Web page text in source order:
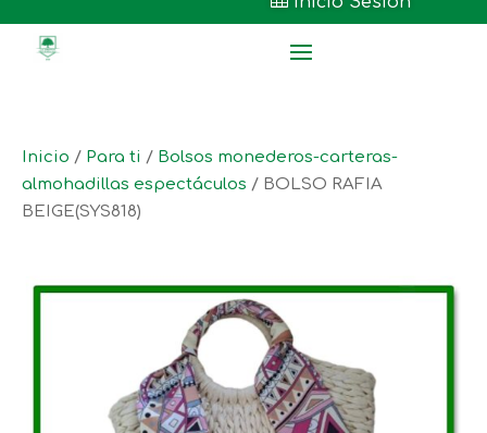
Inicio / Para ti / Bolsos monederos-carteras-
almohadillas espectáculos / BOLSO RAFIA
BEIGE(SYS818)